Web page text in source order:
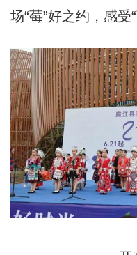
场“莓”好之约，感受